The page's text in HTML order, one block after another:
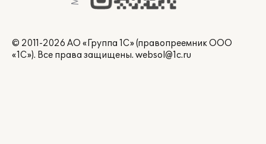
© 2011-2026 АО «Группа 1С» (правопреемник ООО
«1С»). Все права защищены. websol@1c.ru